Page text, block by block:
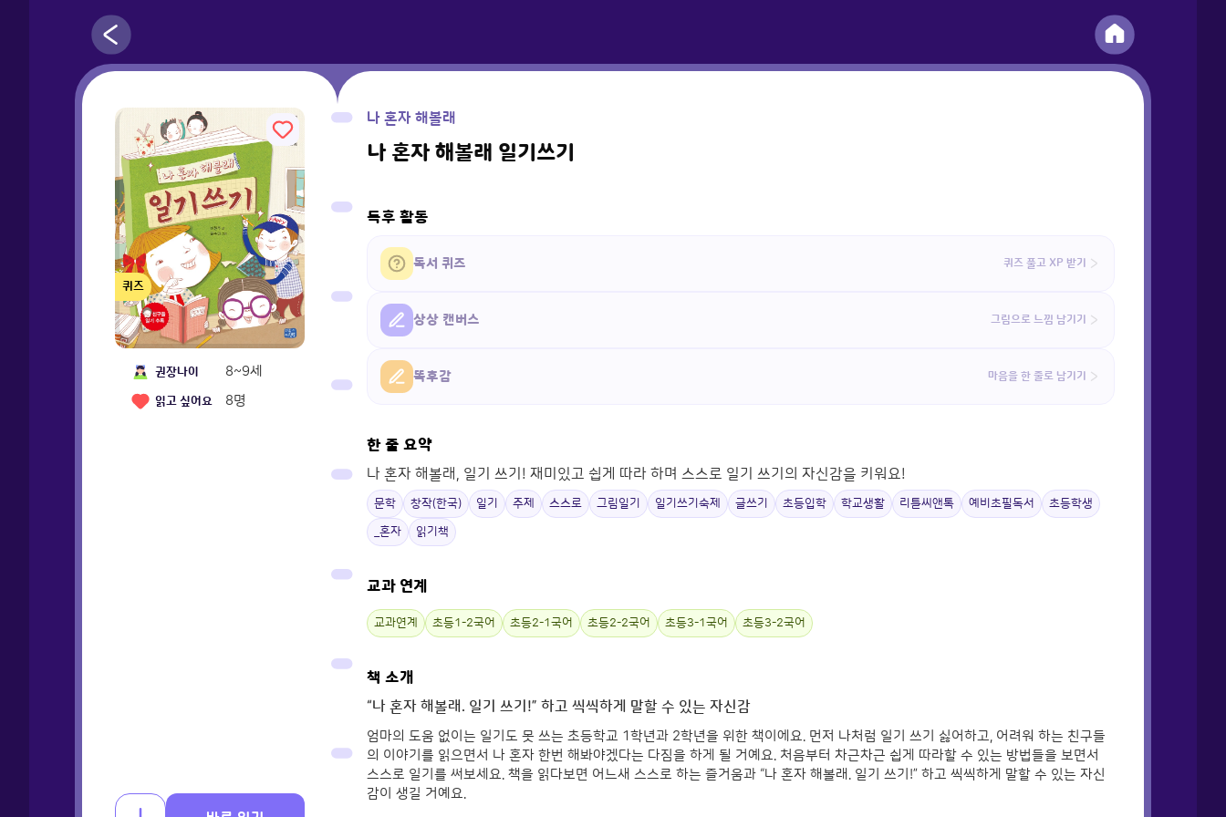
퀴즈
권장나이 8~9세
읽고 싶어요 8명
나 혼자 해볼래
나 혼자 해볼래 일기쓰기
독후 활동
독서 퀴즈 퀴즈 풀고 XP 받기
상상 캔버스 그림으로 느낌 남기기
똑후감 마음을 한 줄로 남기기
한 줄 요약
나 혼자 해볼래, 일기 쓰기! 재미있고 쉽게 따라 하며 스스로 일기 쓰기의 자신감을 키워요!
문학 창작(한국) 일기 주제 스스로 그림일기 일기쓰기숙제 글쓰기 초등입학 학교생활 리틀씨앤톡 예비초필독서 초등학생
_혼자 읽기책
교과 연계
교과연계 초등1-2국어 초등2-1국어 초등2-2국어 초등3-1국어 초등3-2국어
책 소개
“나 혼자 해볼래. 일기 쓰기!” 하고 씩씩하게 말할 수 있는 자신감
엄마의 도움 없이는 일기도 못 쓰는 초등학교 1학년과 2학년을 위한 책이에요. 먼저 나처럼 일기 쓰기 싫어하고, 어려워 하는 친구들
의 이야기를 읽으면서 나 혼자 한번 해봐야겠다는 다짐을 하게 될 거예요. 처음부터 차근차근 쉽게 따라할 수 있는 방법들을 보면서
스스로 일기를 써보세요. 책을 읽다보면 어느새 스스로 하는 즐거움과 “나 혼자 해볼래. 일기 쓰기!” 하고 씩씩하게 말할 수 있는 자신
감이 생길 거예요.